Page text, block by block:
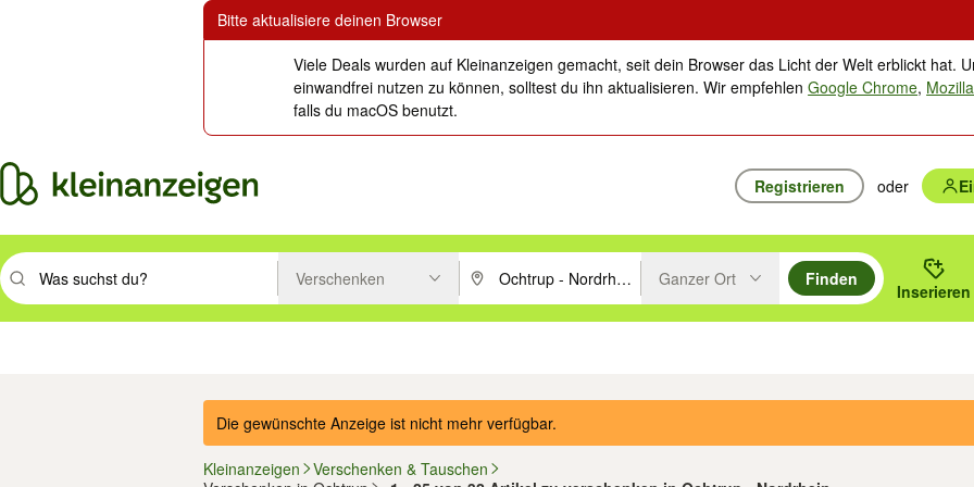
Bitte aktualisiere deinen Browser
Viele Deals wurden auf Kleinanzeigen gemacht, seit dein Browser das Licht der Welt erblickt hat.
einwandfrei nutzen zu können, solltest du ihn aktualisieren. Wir empfehlenGoogle Chrome,
falls du macOS benutzt.
Registrieren oder
Suchbegriff eingeben. Eingabetaste drücken um zu suchen, oder Vorschläge mit den Pfeiltasten nach oben/unten durchsuchen und mit
Verschenken PLZ oder Ort eingeben. Eingabetaste drücken um zu suchen, oder
Ganzer Ort
Finden
Inserieren
Die gewünschte Anzeige ist nicht mehr verfügbar.
Kleinanzeigen
Verschenken & Tauschen